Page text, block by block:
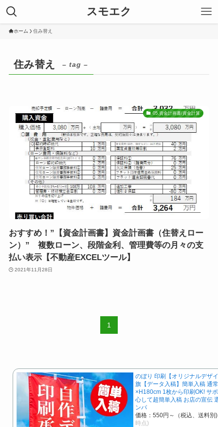
スモエク
ホーム 住み替え
住み替え – tag –
05.資金計画書/資金計算
おすすめ！”【資金計画書】資金計画書（住替えロー
ン）” 複数ローン、段階金利、管理費等の月々の支
払い表示【不動産EXCELツール】
2021年11月28日
1
のぼり 印刷【オリジナルデザ
旗【データ入稿】簡単入稿 通
×H180cm 1枚から印刷OK! サ
心して超簡単入稿 お店の宣伝
ンパ
価格：550円～（税込、送料別)
時点)